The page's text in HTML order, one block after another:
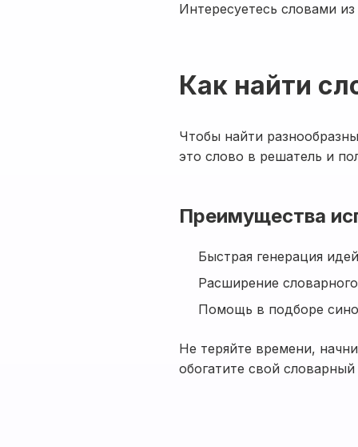
Интересуетесь словами
Как найти
Чтобы найти
это слово в решатель и
Преимущества
Быстрая генерация
Расширение
Помощь в подборе
Не теряйте времени,
обогатите свой словарный